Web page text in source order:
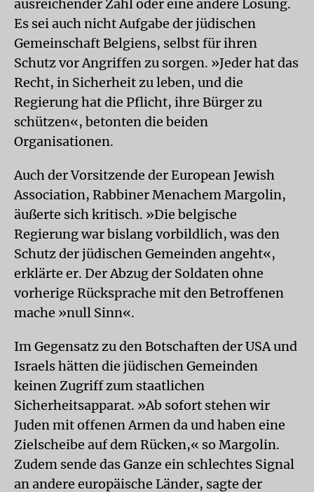
ausreichender Zahl oder eine andere Lösung.
Es sei auch nicht Aufgabe der jüdischen
Gemeinschaft Belgiens, selbst für ihren
Schutz vor Angriffen zu sorgen. »Jeder hat das
Recht, in Sicherheit zu leben, und die
Regierung hat die Pflicht, ihre Bürger zu
schützen«, betonten die beiden
Organisationen.
Auch der Vorsitzende der European Jewish
Association, Rabbiner Menachem Margolin,
äußerte sich kritisch. »Die belgische
Regierung war bislang vorbildlich, was den
Schutz der jüdischen Gemeinden angeht«,
erklärte er. Der Abzug der Soldaten ohne
vorherige Rücksprache mit den Betroffenen
mache »null Sinn«.
Im Gegensatz zu den Botschaften der USA und
Israels hätten die jüdischen Gemeinden
keinen Zugriff zum staatlichen
Sicherheitsapparat. »Ab sofort stehen wir
Juden mit offenen Armen da und haben eine
Zielscheibe auf dem Rücken,« so Margolin.
Zudem sende das Ganze ein schlechtes Signal
an andere europäische Länder, sagte der